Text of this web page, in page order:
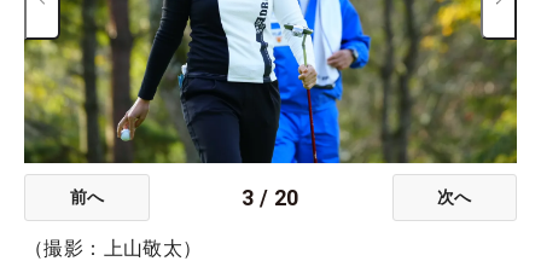
前へ 3 / 20 次へ
（撮影：上山敬太）